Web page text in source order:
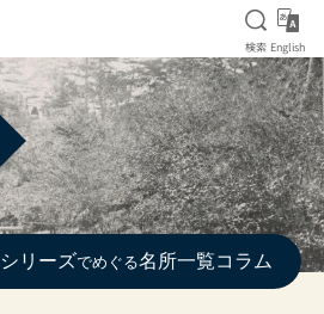
検索を
検索 English
シリーズでめぐる名所一覧コラム